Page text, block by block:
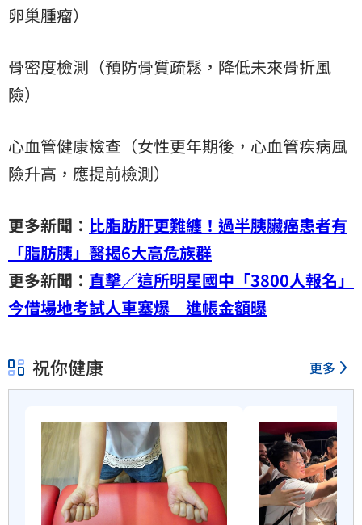
卵巢腫瘤）
骨密度檢測（預防骨質疏鬆，降低未來骨折風
險）
心血管健康檢查（女性更年期後，心血管疾病風
險升高，應提前檢測）
更多新聞： 比脂肪肝更難纏！過半胰臟癌患者有
「脂肪胰」醫揭6大高危族群
更多新聞： 直擊／這所明星國中「3800人報名」
今借場地考試人車塞爆 進帳金額曝
祝你健康 更多